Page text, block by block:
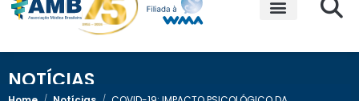
NOTÍCIAS